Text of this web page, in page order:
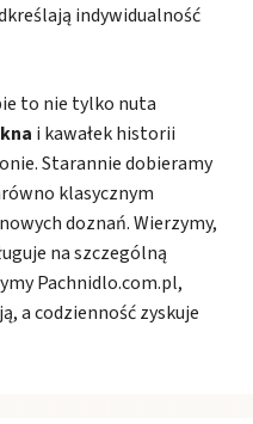
indywidualność
to nie tylko nuta
i kawałek historii
Starannie dobieramy
klasycznym
doznań. Wierzymy,
na szczególną
Pachnidlo.com.pl,
a codzienność zyskuje